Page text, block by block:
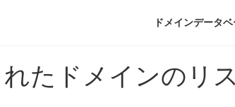
ドメインデータ
たドメインのリ